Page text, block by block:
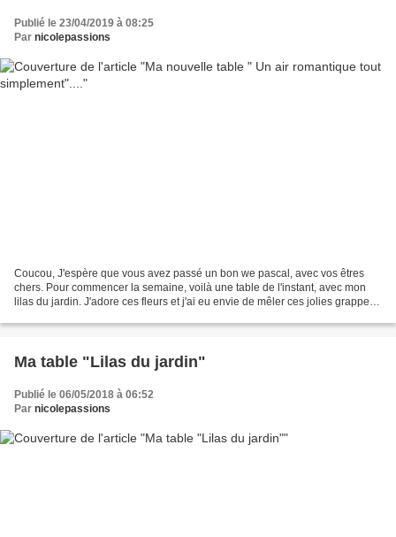
Publié le 23/04/2019 à 08:25
Par nicolepassions
Coucou, J'espère que vous avez passé un bon we pascal, avec vos êtres
chers. Pour commencer la semaine, voilà une table de l'instant, avec mon
lilas du jardin. J'adore ces fleurs et j'ai eu envie de mêler ces jolies grappes
Ma table "Lilas du jardin"
Publié le 06/05/2018 à 06:52
Par nicolepassions